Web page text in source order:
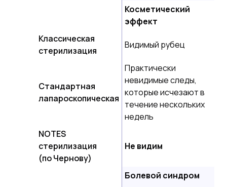
Косметический
эффект
Классическая
стерилизация
Видимый рубец
Стандартная
лапароскопическая
Практически
невидимые следы,
которые исчезают в
течение нескольких
недель
NOTES
стерилизация
(по Чернову)
Не видим
Болевой синдром